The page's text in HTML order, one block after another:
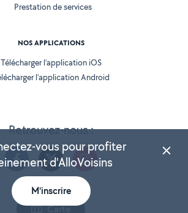
Carte
Retrouvez-nous :
Prestation de services
NOS APPLICATIONS
Télécharger l’application iOS
l’application Android
vous pour profiter
d'AlloVoisins
M'inscrire